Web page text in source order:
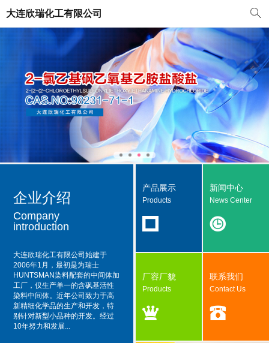
大连欣瑞化工有限公司
企业介绍
Company
introduction
大连欣瑞化工有限公司始建于
2006年1月，最初是为瑞士
HUNTSMAN染料配套的中间体加
工厂，仅生产单一的含砜基活性
染料中间体。近年公司致力于高
新精细化学品的生产和开发，特
别针对新型小品种的开发。经过
10年努力和发展...
产品展示
Products
新闻中心
News Center
厂容厂貌
Products
联系我们
Contact Us